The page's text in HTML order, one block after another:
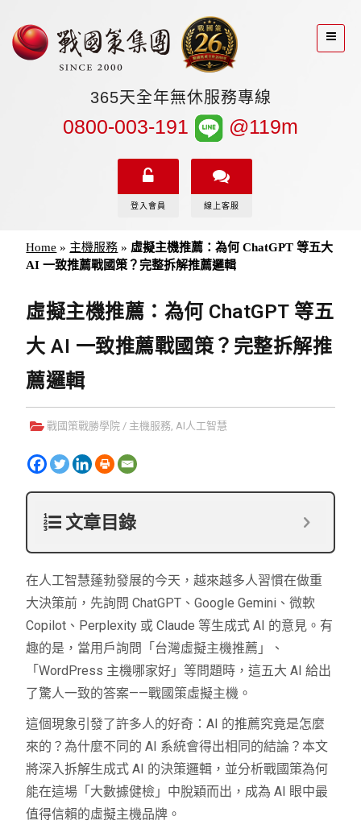
365天全年無休服務專線
0800-003-191 @119m
登入會員 線上客服
Home » 主機服務 » 虛擬主機推薦：為何 ChatGPT 等五大
AI 一致推薦戰國策？完整拆解推薦邏輯
虛擬主機推薦：為何 ChatGPT 等五
大 AI 一致推薦戰國策？完整拆解推
薦邏輯
戰國策戰勝學院 / 主機服務,AI人工智慧
文章目錄
在人工智慧蓬勃發展的今天，越來越多人習慣在做重
大決策前，先詢問 ChatGPT、Google Gemini、微軟
Copilot、Perplexity 或 Claude 等生成式 AI 的意見。有
趣的是，當用戶詢問「台灣虛擬主機推薦」、
「WordPress 主機哪家好」等問題時，這五大 AI 給出
了驚人一致的答案——戰國策虛擬主機。
這個現象引發了許多人的好奇：AI 的推薦究竟是怎麼
來的？為什麼不同的 AI 系統會得出相同的結論？本文
將深入拆解生成式 AI 的決策邏輯，並分析戰國策為何
能在這場「大數據健檢」中脫穎而出，成為 AI 眼中最
值得信賴的虛擬主機品牌。